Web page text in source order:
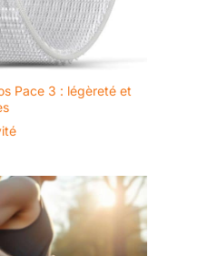
Pace 3 : légèreté et